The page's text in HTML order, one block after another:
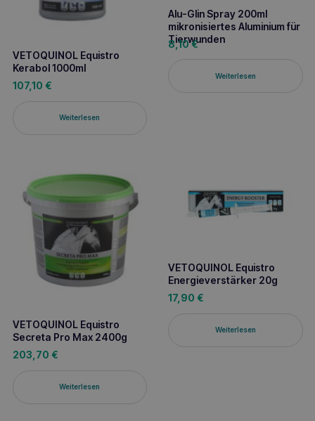
VETOQUINOL Equistro
Kerabol 1000ml
107,10 €
Weiterlesen
Alu-Glin Spray 200ml
mikronisiertes Aluminium für
Tierwunden
8,10€
Weiterlesen
VETOQUINOL Equistro
Secreta Pro Max 2400g
203,70 €
Weiterlesen
VETOQUINOL Equistro
Energieverstärker 20g
17,90 €
Weiterlesen